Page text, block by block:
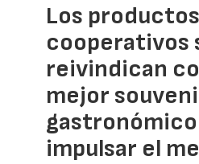
Los productos
cooperativos
reivindican
mejor
gastronómico
impulsar el